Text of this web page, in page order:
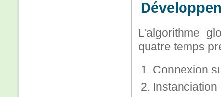
L'algorithme
quatre temps
Connexion